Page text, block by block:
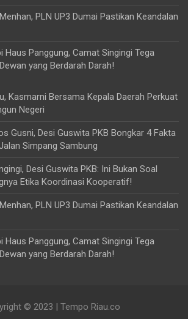
PLN UP3 Dumai Pastikan Keandalan
Haus Panggung, Camat Singingi Tega
yang Berdarah Darah!
Kasmarni Bersama Kepala Daerah Perkuat
Negeri
Gusni, Desi Guswita PKB Bongkar 4 Fakta
Simpang Sambung
Desi Guswita PKB: Ini Bukan Soal
Etika Koordinasi Kooperatif!
PLN UP3 Dumai Pastikan Keandalan
Haus Panggung, Camat Singingi Tega
yang Berdarah Darah!
© 2023 | Tempo Riau.co